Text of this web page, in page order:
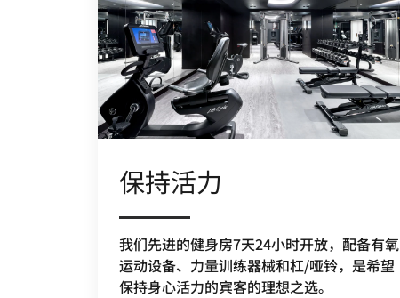
保持活力
我们先进的健身房7天24小时开放，配备有氧
运动设备、力量训练器械和杠/哑铃，是希望
保持身心活力的宾客的理想之选。